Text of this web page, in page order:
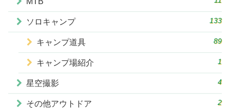
ソロキャンプ 133
キャンプ道具 89
キャンプ場紹介 1
星空撮影 4
その他アウトドア 2